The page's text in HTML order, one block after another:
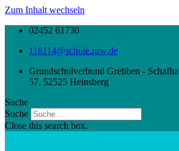
Zum Inhalt wechseln
02452 61730
118114@schule.nrw.de
Grundschulverbund Grebben -
57, 52525 Heinsberg
Suche
Suche
Close this search box.